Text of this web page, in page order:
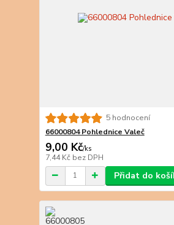
5 hodnocení
66000804 Pohlednice Valeč
9,00 Kč/ks
7,44 Kč bez DPH
Přidat do